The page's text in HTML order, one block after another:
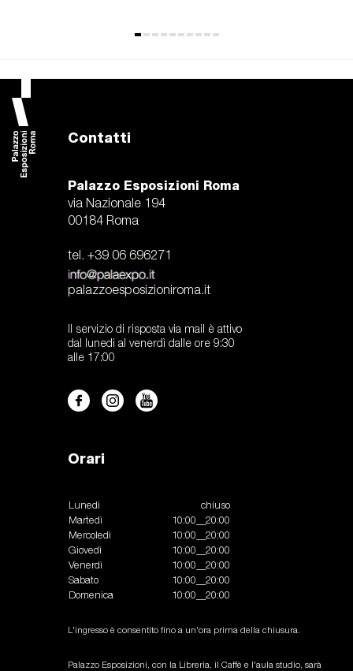
Contatti
Palazzo Esposizioni Roma
via Nazionale 194
00184 Roma
tel. +39 06 696271
palazzoesposizioniroma.it
Il servizio di risposta via mail è attivo
dal lunedi al venerdì dalle ore 9:30
alle 17:00
Orari
Lunedì
chiuso
Martedì
10:00__20:00
Mercoledì
10:00__20:00
Giovedì
10:00__20:00
Venerdì
10:00__20:00
Sabato
10:00__20:00
Domenica
10:00__20:00
L'ingresso è consentito fino a un'ora prima della chiusura.
Palazzo Esposizioni, con la Libreria, il Caffè e l'aula studio, sarà